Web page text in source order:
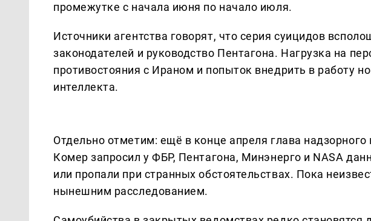
промежутке с начала июня по начало июля.
Источники агентства говорят, что серия суицидов
законодателей и руководство Пентагона. Нагрузка на
противостояния с Ираном и попыток внедрить в работу
интеллекта.
Отдельно отметим: ещё в конце апреля глава
Комер запросил у ФБР, Пентагона, Минэнерго и NASA
или пропали при странных обстоятельствах. Пока
нынешним расследованием.